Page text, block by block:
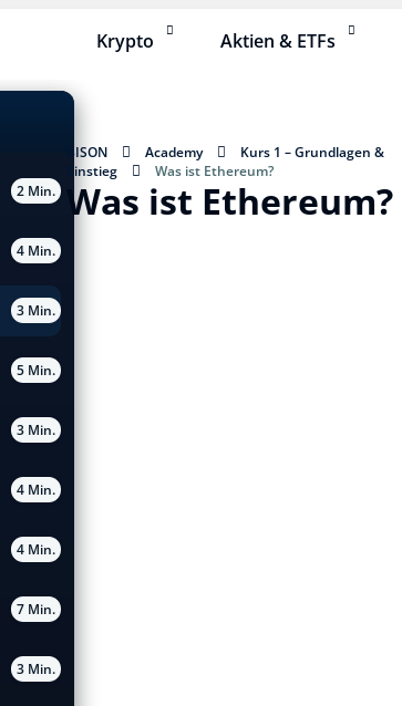
Krypto Aktien & ETFs
2 Min.
4 Min.
3 Min.
5 Min.
3 Min.
4 Min.
4 Min.
7 Min.
3 Min.
BISON Academy
Kurs 1 – Grundlagen &
Einstieg
Was ist Ethereum?
Was ist Ethereum?